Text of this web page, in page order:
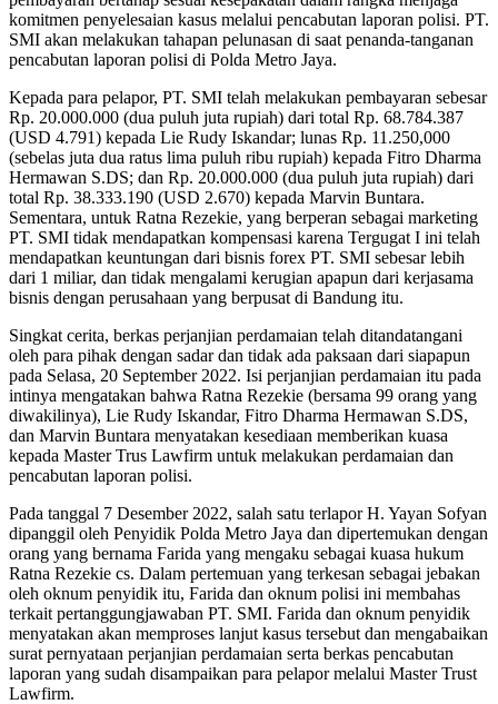
komitmen penyelesaian kasus melalui pencabutan laporan polisi. PT.
SMI akan melakukan tahapan pelunasan di saat penanda-tanganan
pencabutan laporan polisi di Polda Metro Jaya.
Kepada para pelapor, PT. SMI telah melakukan pembayaran sebesar
Rp. 20.000.000 (dua puluh juta rupiah) dari total Rp. 68.784.387
(USD 4.791) kepada Lie Rudy Iskandar; lunas Rp. 11.250,000
(sebelas juta dua ratus lima puluh ribu rupiah) kepada Fitro Dharma
Hermawan S.DS; dan Rp. 20.000.000 (dua puluh juta rupiah) dari
total Rp. 38.333.190 (USD 2.670) kepada Marvin Buntara.
Sementara, untuk Ratna Rezekie, yang berperan sebagai marketing
PT. SMI tidak mendapatkan kompensasi karena Tergugat I ini telah
mendapatkan keuntungan dari bisnis forex PT. SMI sebesar lebih
dari 1 miliar, dan tidak mengalami kerugian apapun dari kerjasama
bisnis dengan perusahaan yang berpusat di Bandung itu.
Singkat cerita, berkas perjanjian perdamaian telah ditandatangani
oleh para pihak dengan sadar dan tidak ada paksaan dari siapapun
pada Selasa, 20 September 2022. Isi perjanjian perdamaian itu pada
intinya mengatakan bahwa Ratna Rezekie (bersama 99 orang yang
diwakilinya), Lie Rudy Iskandar, Fitro Dharma Hermawan S.DS,
dan Marvin Buntara menyatakan kesediaan memberikan kuasa
kepada Master Trus Lawfirm untuk melakukan perdamaian dan
pencabutan laporan polisi.
Pada tanggal 7 Desember 2022, salah satu terlapor H. Yayan Sofyan
dipanggil oleh Penyidik Polda Metro Jaya dan dipertemukan dengan
orang yang bernama Farida yang mengaku sebagai kuasa hukum
Ratna Rezekie cs. Dalam pertemuan yang terkesan sebagai jebakan
oleh oknum penyidik itu, Farida dan oknum polisi ini membahas
terkait pertanggungjawaban PT. SMI. Farida dan oknum penyidik
menyatakan akan memproses lanjut kasus tersebut dan mengabaikan
surat pernyataan perjanjian perdamaian serta berkas pencabutan
laporan yang sudah disampaikan para pelapor melalui Master Trust
Lawfirm.